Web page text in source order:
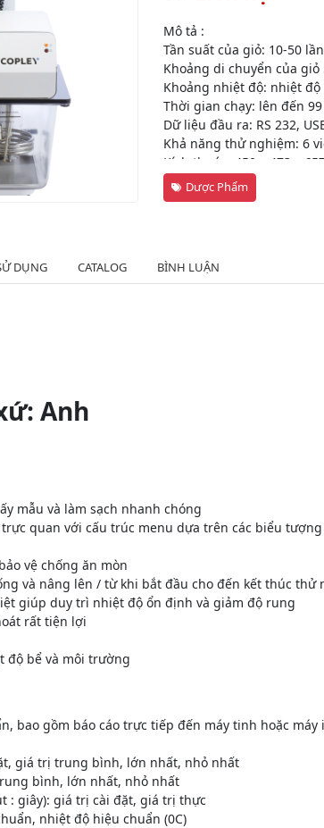
Mô tả :
Tần suất của giỏ: 10-50
Khoảng di chuyển của giỏ
Khoảng nhiệt độ: nhiệt
Thời gian chạy: lên đến
Dữ liệu đầu ra: RS 232,
Khả năng thử nghiệm: 6
Kích thước: 450 x 473 x 657
Dược Phẩm
DỤNG CATALOG BÌNH LUẬN
Anh
mẫu và làm sạch nhanh chóng
quan với cấu trúc menu dựa trên các biểu
vệ chống ăn mòn
và nâng lên / từ khi bắt đầu cho đến kết thúc thử
giúp duy trì nhiệt độ ổn định và giảm độ rung
rất tiện lợi
độ bể và môi trường
bao gồm báo cáo trực tiếp đến máy tinh hoặc máy
giá trị trung bình, lớn nhất, nhỏ nhất
bình, lớn nhất, nhỏ nhất
: giây): giá trị cài đặt, giá trị thực
nhiệt độ hiệu chuẩn (0C)